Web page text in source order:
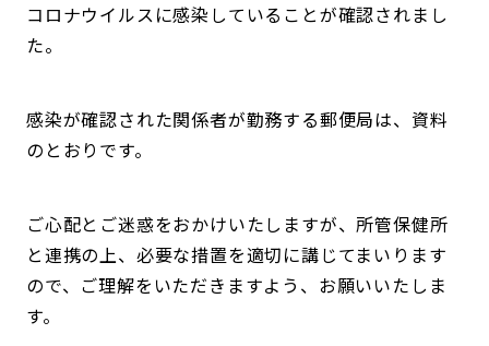
コロナウイルスに感染していることが確認されまし
た。
感染が確認された関係者が勤務する郵便局は、資料
のとおりです。
ご心配とご迷惑をおかけいたしますが、所管保健所
と連携の上、必要な措置を適切に講じてまいります
ので、ご理解をいただきますよう、お願いいたしま
す。